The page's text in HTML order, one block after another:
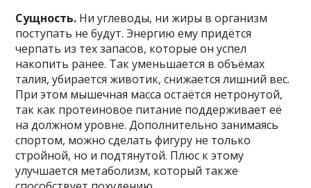
Сущность. Ни углеводы, ни жиры в организм
поступать не будут. Энергию ему придётся
черпать из тех запасов, которые он успел
накопить ранее. Так уменьшается в объёмах
талия, убирается животик, снижается лишний вес.
При этом мышечная масса остаётся нетронутой,
так как протеиновое питание поддерживает её
на должном уровне. Дополнительно занимаясь
спортом, можно сделать фигуру не только
стройной, но и подтянутой. Плюс к этому
улучшается метаболизм, который также